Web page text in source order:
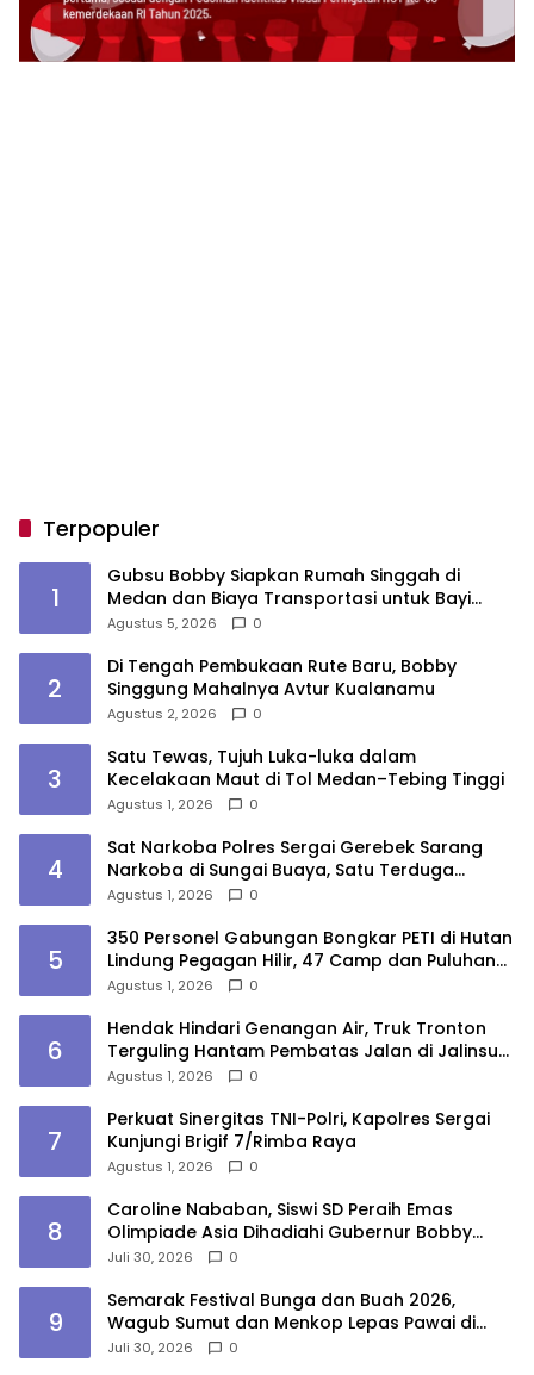
Terpopuler
1
Gubsu Bobby Siapkan Rumah Singgah di
Medan dan Biaya Transportasi untuk Bayi
Rujukan Penderita Suspek Leukemia Asal Nias
Agustus 5, 2026 0
2
Di Tengah Pembukaan Rute Baru, Bobby
Singgung Mahalnya Avtur Kualanamu
Agustus 2, 2026 0
3
Satu Tewas, Tujuh Luka-luka dalam
Kecelakaan Maut di Tol Medan–Tebing Tinggi
Agustus 1, 2026 0
4
Sat Narkoba Polres Sergai Gerebek Sarang
Narkoba di Sungai Buaya, Satu Terduga
Pelaku Diamankan
Agustus 1, 2026 0
5
350 Personel Gabungan Bongkar PETI di Hutan
Lindung Pegagan Hilir, 47 Camp dan Puluhan
Peralatan Dimusnahkan
Agustus 1, 2026 0
6
Hendak Hindari Genangan Air, Truk Tronton
Terguling Hantam Pembatas Jalan di Jalinsum
Sergai
Agustus 1, 2026 0
7
Perkuat Sinergitas TNI-Polri, Kapolres Sergai
Kunjungi Brigif 7/Rimba Raya
Agustus 1, 2026 0
8
Caroline Nababan, Siswi SD Peraih Emas
Olimpiade Asia Dihadiahi Gubernur Bobby
Nasution Beasiswa Hingga Rumah
Juli 30, 2026 0
9
Semarak Festival Bunga dan Buah 2026,
Wagub Sumut dan Menkop Lepas Pawai di
Berastagi
Juli 30, 2026 0